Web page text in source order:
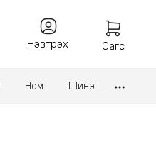
Нэвтрэх Сагс
Ном Шинэ